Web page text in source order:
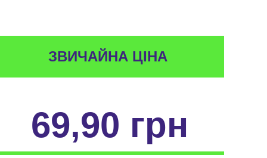
ЗВИЧАЙНА ЦІНА
69,90 грн